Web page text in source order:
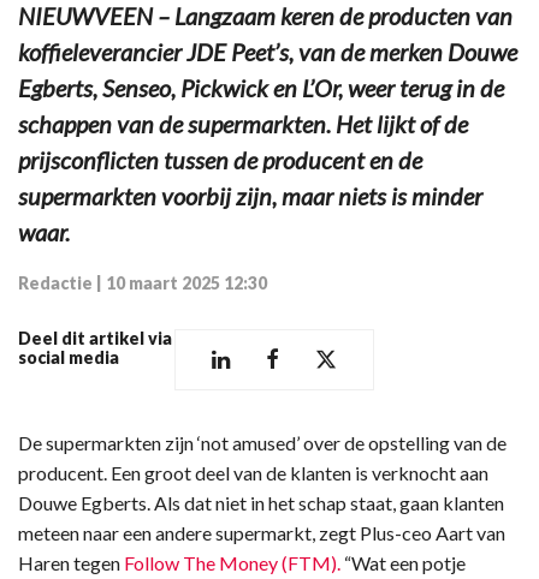
NIEUWVEEN – Langzaam keren de producten van
koffieleverancier JDE Peet’s, van de merken Douwe
Egberts, Senseo, Pickwick en L’Or, weer terug in de
schappen van de supermarkten. Het lijkt of de
prijsconflicten tussen de producent en de
supermarkten voorbij zijn, maar niets is minder
waar.
Redactie 10 maart 2025 12:30
Deel dit artikel via
social media
De supermarkten zijn ‘not amused’ over de opstelling van de
producent. Een groot deel van de klanten is verknocht aan
Douwe Egberts. Als dat niet in het schap staat, gaan klanten
meteen naar een andere supermarkt, zegt Plus-ceo Aart van
Haren tegen Follow The Money (FTM). “Wat een potje